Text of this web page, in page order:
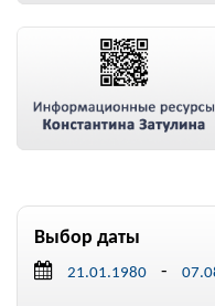
Выбор даты
-